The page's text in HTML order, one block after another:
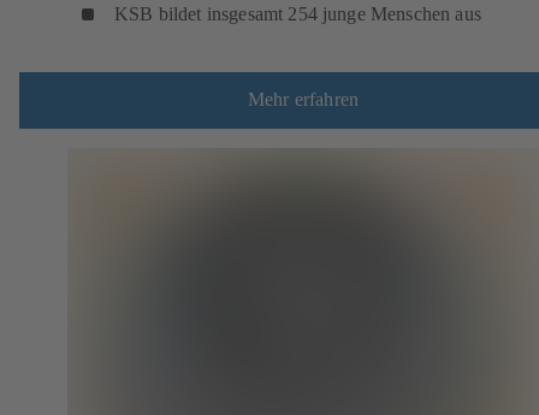
KSB bildet insgesamt 254 junge Menschen aus
Mehr erfahren